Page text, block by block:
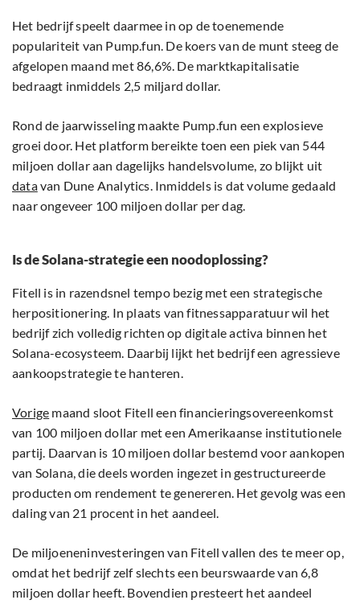
Het bedrijf speelt daarmee in op de toenemende
populariteit van Pump.fun. De koers van de munt steeg de
afgelopen maand met 86,6%. De marktkapitalisatie
bedraagt inmiddels 2,5 miljard dollar.
Rond de jaarwisseling maakte Pump.fun een explosieve
groei door. Het platform bereikte toen een piek van 544
miljoen dollar aan dagelijks handelsvolume, zo blijkt uit
datavan Dune Analytics. Inmiddels is dat volume gedaald
naar ongeveer 100 miljoen dollar per dag.
Is de Solana-strategie een noodoplossing?
Fitell is in razendsnel tempo bezig met een strategische
herpositionering. In plaats van fitnessapparatuur wil het
bedrijf zich volledig richten op digitale activa binnen het
Solana-ecosysteem. Daarbij lijkt het bedrijf een agressieve
aankoopstrategie te hanteren.
Vorige maand sloot Fitell een financieringsovereenkomst
van 100 miljoen dollar met een Amerikaanse institutionele
partij. Daarvan is 10 miljoen dollar bestemd voor aankopen
van Solana, die deels worden ingezet in gestructureerde
producten om rendement te genereren. Het gevolg was een
daling van 21 procent in het aandeel.
De miljoeneninvesteringen van Fitell vallen des te meer op,
omdat het bedrijf zelf slechts een beurswaarde van 6,8
miljoen dollar heeft. Bovendien presteert het aandeel